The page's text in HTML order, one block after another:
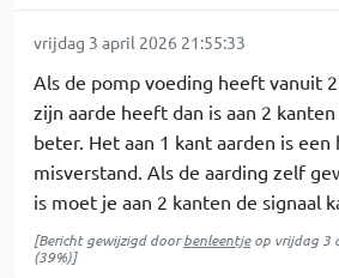
vrijdag 3 april 2026 21:55:33
Als de pomp voeding heeft vanuit
zijn aarde heeft dan is aan 2
beter. Het aan 1 kant aarden is een
misverstand. Als de aarding zelf
is moet je aan 2 kanten de signaal
[Bericht gewijzigd doorbenleentjeop vrijdag 3
(39%)]